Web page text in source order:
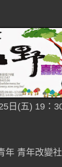
日(五) 19：
年 青年改變